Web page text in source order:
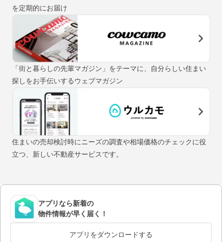
を定期的にお届け
「街と暮らしの先輩マガジン」をテーマに、自分らしい住まい
探しをお手伝いするウェブマガジン
住まいの売却検討時にニーズの調査や相場価格のチェックに役
立つ、新しい不動産サービスです。
アプリなら新着の
物件情報が早く届く！
アプリをダウンロードする